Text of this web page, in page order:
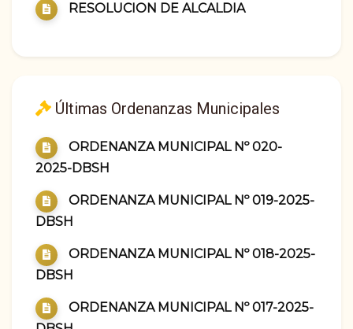
RESOLUCION DE ALCALDIA
Últimas Ordenanzas Municipales
ORDENANZA MUNICIPAL Nº 020-
2025-DBSH
ORDENANZA MUNICIPAL Nº 019-2025-
DBSH
ORDENANZA MUNICIPAL Nº 018-2025-
DBSH
ORDENANZA MUNICIPAL Nº 017-2025-